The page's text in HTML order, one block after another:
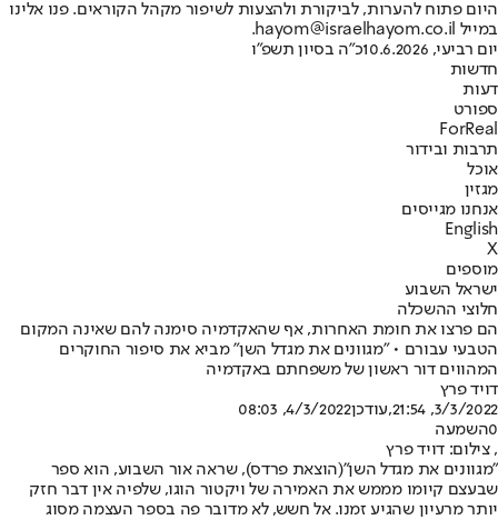
היום פתוח להערות, לביקורת ולהצעות לשיפור מקהל הקוראים. פנו אלינו
במייל hayom@israelhayom.co.il.
יום רביעי, 10.6.2026
כ"ה בסיון תשפ"ו
חדשות
דעות
ספורט
ForReal
תרבות ובידור
אוכל
מגזין
אנחנו מגייסים
English
X
מוספים
ישראל השבוע
חלוצי ההשכלה
הם פרצו את חומת האחרות, אף שהאקדמיה סימנה להם שאינה המקום
הטבעי עבורם • "מגוונים את מגדל השן" מביא את סיפור החוקרים
המהווים דור ראשון של משפחתם באקדמיה
דויד פרץ
3/3/2022, 21:54
,עודכן4/3/2022, 08:03
0השמעה
, צילום: דויד פרץ
"מגוונים את מגדל השן"(הוצאת פרדס), שראה אור השבוע, הוא ספר
שבעצם קיומו מממש את האמירה של ויקטור הוגו, שלפיה אין דבר חזק
יותר מרעיון שהגיע זמנו. אל חשש, לא מדובר פה בספר העצמה מסוג